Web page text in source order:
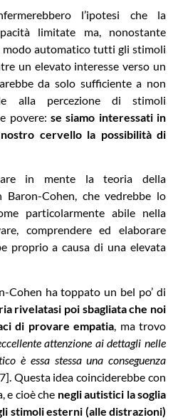
l’ipotesi che la
limitate ma, nonostante
modo automatico tutti gli stimoli
un elevato interesse verso un
da solo sufficiente a non
alla percezione di stimoli
povere: se siamo interessati in
cervello la possibilità di
in mente la teoria della
Baron-Cohen, che vedrebbe lo
particolarmente abile nella
comprendere ed elaborare
proprio a causa di una elevata
Cohen ha toppato un bel po’ di
rivelatasi poi sbagliata che noi
di provare empatia, ma trovo
attenzione ai dettagli nelle
è essa stessa una conseguenza
Questa idea coinciderebbe con
e cioè che negli autistici la soglia
stimoli esterni (alle distrazioni)